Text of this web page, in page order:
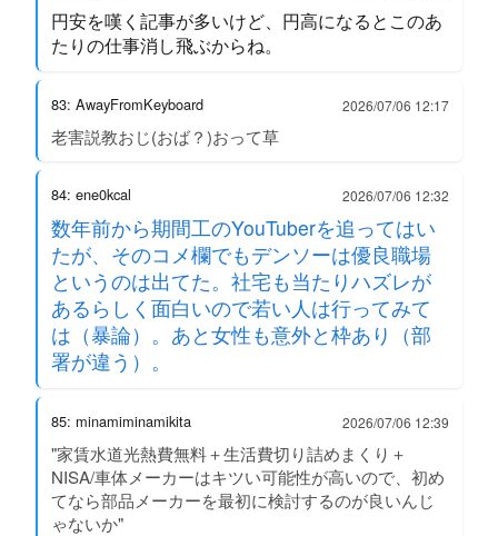
円安を嘆く記事が多いけど、円高になるとこのあ
たりの仕事消し飛ぶからね。
83: AwayFromKeyboard 2026/07/06 12:17
老害説教おじ(おば？)おって草
84: ene0kcal 2026/07/06 12:32
数年前から期間工のYouTuberを追ってはい
たが、そのコメ欄でもデンソーは優良職場
というのは出てた。社宅も当たりハズレが
あるらしく面白いので若い人は行ってみて
は（暴論）。あと女性も意外と枠あり（部
署が違う）。
85: minamiminamikita 2026/07/06 12:39
"家賃水道光熱費無料＋生活費切り詰めまくり＋
NISA/車体メーカーはキツい可能性が高いので、初め
てなら部品メーカーを最初に検討するのが良いんじ
ゃないか"